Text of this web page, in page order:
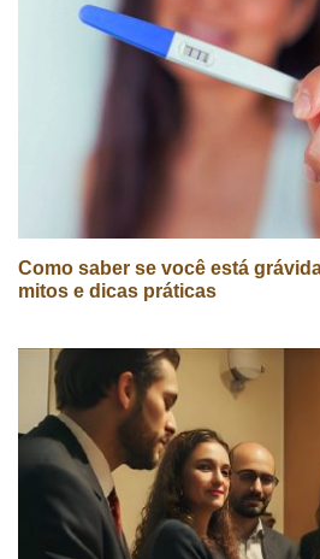
Como saber se você está
mitos e dicas práticas